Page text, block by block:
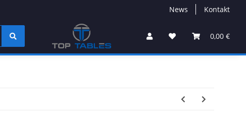
News Kontakt
0,00 €